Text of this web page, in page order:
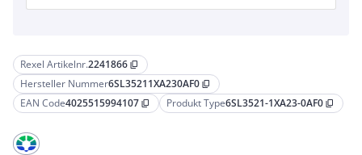
Rexel Artikelnr.2241866 content_copy
Hersteller Nummer6SL35211XA230AF0 content_copy
EAN Code4025515994107 content_copy Produkt Type6SL3521-1XA23-0AF0 content_copy